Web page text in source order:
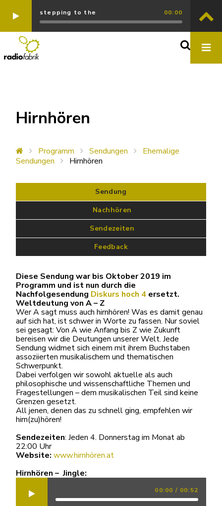
stepping to the 00:00
Hirnhören
Programm Sendungen
Ehemalige
Sendungen
Hirnhören
Sendung
Nachhören
Sendezeiten
Feedback
Diese Sendung war bis Oktober 2019 im
Programm und ist nun durch die
Nachfolgesendung Diskurs hoch 4 ersetzt.
Weltdeutung von A – Z
Wer A sagt muss auch hirnhören! Was es damit genau
auf sich hat, ist schwer in Worte zu fassen. Nur soviel
sei gesagt: Von A wie Anfang bis Z wie Zukunft
bereisen wir die Deutungen unserer Welt. Jede
Sendung widmet sich einem mit ihrem Buchstaben
assoziierten musikalischem und thematischen
Schwerpunkt.
Dabei verfolgen wir sowohl aktuelle als auch
philosophische und wissenschaftliche Themen und
Fragestellungen – dem musikalischen Teil sind keine
Grenzen gesetzt.
All jenen, denen das zu schnell ging, empfehlen wir
hirn(zu)hören!
Sendezeiten: Jeden 4. Donnerstag im Monat ab
22:00 Uhr
Website: www.hirnhören.at
Hirnhören – Jingle:
00:00 / 00:52